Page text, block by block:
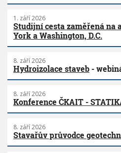
1. září 2026
Studijní cesta zaměřená na
York a Washington, D.C.
8. září 2026
Hydroizolace staveb -
8. září 2026
Konference ČKAIT -
8. září 2026
Stavařův průvodce